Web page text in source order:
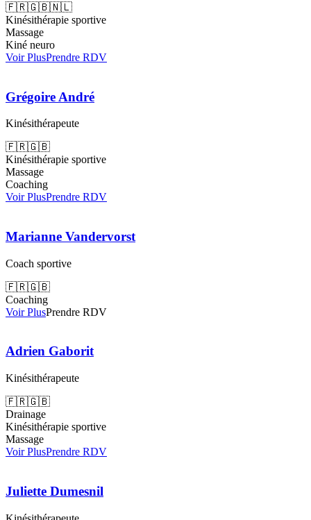
🇫🇷🇬🇧🇳🇱
Kinésithérapie sportive
Massage
Kiné neuro
Voir PlusPrendre RDV
Grégoire André
Kinésithérapeute
🇫🇷🇬🇧
Kinésithérapie sportive
Massage
Coaching
Voir PlusPrendre RDV
Marianne Vandervorst
Coach sportive
🇫🇷🇬🇧
Coaching
Voir PlusPrendre RDV
Adrien Gaborit
Kinésithérapeute
🇫🇷🇬🇧
Drainage
Kinésithérapie sportive
Massage
Voir PlusPrendre RDV
Juliette Dumesnil